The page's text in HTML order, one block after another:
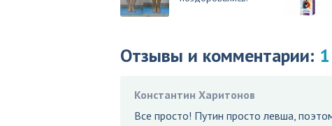
Отзывы и комментарии: 1
Константин Харитонов
Все просто! Путин просто левша,